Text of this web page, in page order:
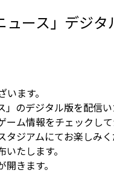
ース」デジタ
ます。
のデジタル版を配信い
ム情報をチェックし
ジアムにてお楽しみく
たします。
きます。